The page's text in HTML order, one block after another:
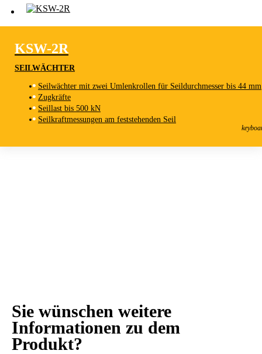
KSW-2R
KSW-2R
SEILWÄCHTER
Seilwächter mit zwei Umlenkrollen für Seildurchmesser bis 44 mm
Zugkräfte
Seillast bis 500 kN
Seilkraftmessungen am feststehenden Seil
Sie wünschen weitere
Informationen zu dem
Produkt?